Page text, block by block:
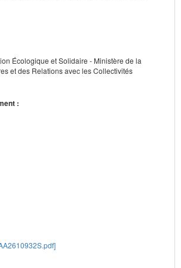
Écologique et Solidaire - Ministère de la
et des Relations avec les Collectivités
: